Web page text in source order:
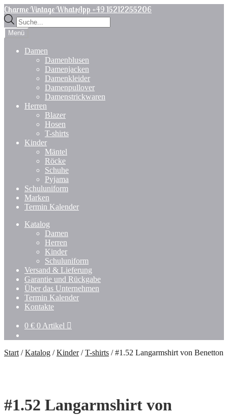
Zur
Navigation
springen
Zum
Inhalt
springen
Charme Vintage WhatsApp +49 15212255206
Products
search
Menü
Damen
Damenblusen
Damenjacken
Damenkleider
Damenpullover
Damenstrickwaren
Herren
Blazer
Hosen
T-shirts
Kinder
Mäntel
Röcke
Schuhe
Pyjama
Schuluniform
Marken
Termin Kalender
Katalog
Damen
Herren
Kinder
Schuluniform
Versand & Lieferung
Garantie und Rückgabe
Über das Unternehmen
Termin Kalender
Kontakte
0 € 0 Artikel
Start /Katalog /Kinder/T-shirts /#1.52 Langarmshirt von Benetton
#1.52 Langarmshirt von